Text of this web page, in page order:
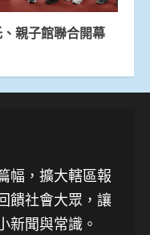
親子館聯合開幕
幅，擴大轄區報
饋社會大眾，讓
新聞與常識。